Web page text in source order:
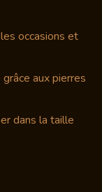
occasions et
aux pierres
dans la taille